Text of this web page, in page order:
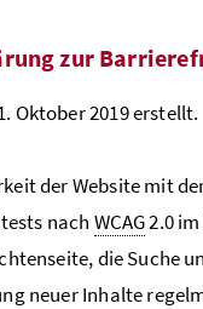
zur
Oktober 2019 erstellt.
der Website mit
nach WCAG2.0
die Suche
neuer Inhalte